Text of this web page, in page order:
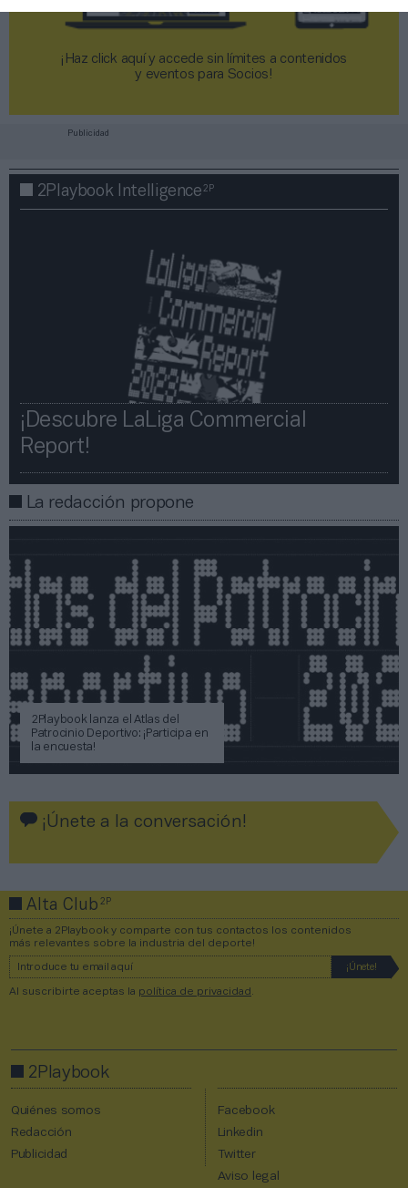
¡Haz click aquí y accede sin límites a contenidos
y eventos para Socios!​​​​​​​
Publicidad
2Playbook Intelligence2P
¡Descubre LaLiga Commercial
Report!​​
La redacción propone
2Playbook lanza el Atlas del
Patrocinio Deportivo: ¡Participa en
la encuesta!
¡Únete a la conversación!
Alta Club2P
¡Únete a 2Playbook y comparte con tus contactos los contenidos
más relevantes sobre la industria del deporte!
Al suscribirte aceptas la política de privacidad .
2Playbook
Quiénes somos
Redacción
Publicidad
Facebook
Linkedin
Twitter
Aviso legal